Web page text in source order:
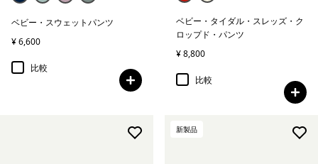
ベビー・スウェットパンツ
¥ 6,600
比較
ベビー・タイダル・スレッズ・ク
ロップド・パンツ
¥ 8,800
比較
新製品